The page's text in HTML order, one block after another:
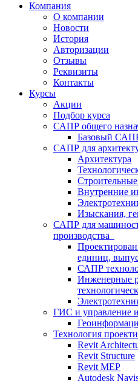
Компания
О компании
Новости
История
Авторизации
Отзывы
Реквизиты
Контакты
Курсы
Акции
Подбор курса
САПР общего
Базовый
САПР для
Архитектура
Внутренние
Изыскания,
САПР для
производства
единиц,
САПР
Инженерные
ГИС и управление
Технология
Revit
Revit Structure
Revit MEP
Autodesk